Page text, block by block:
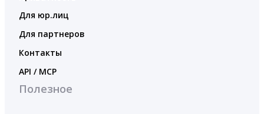
Для юр.лиц
Для партнеров
Контакты
API / MCP
Полезное